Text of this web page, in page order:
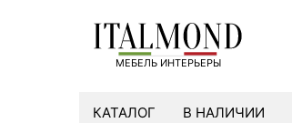
МЕБЕЛЬ ИНТЕРЬЕРЫ
КАТАЛОГ В НАЛИЧИИ